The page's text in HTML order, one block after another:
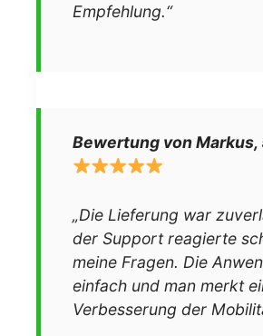
Empfehlung.“
Bewertung von Markus,
„Die Lieferung war
der Support reagierte
meine Fragen. Die
einfach und man merkt
Verbesserung der